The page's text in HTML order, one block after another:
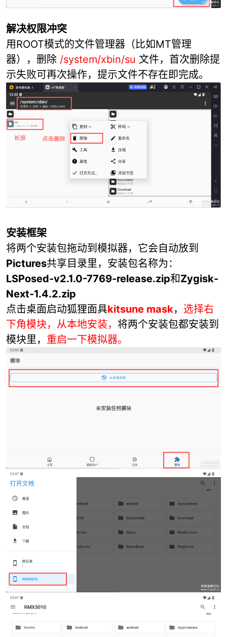
解决权限冲突
用ROOT模式的文件管理器（比如MT管理
器），删除 /system/xbin/su 文件，首次删除提
示失败可再次操作，提示文件不存在即完成。
安装框架
将两个安装包拖动到模拟器，它会自动放到
Pictures共享目录里，安装包名称为：
LSPosed-v2.1.0-7769-release.zip和Zygisk-
Next-1.4.2.zip
点击桌面启动狐狸面具kitsune mask， 选择右
下角模块，从本地安装， 将两个安装包都安装到
模块里， 重启一下模拟器。